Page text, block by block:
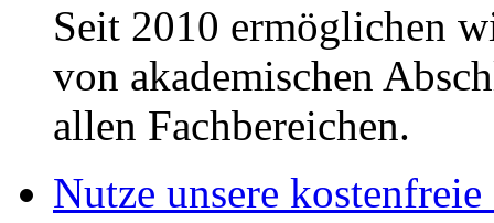
Seit 2010 ermöglichen
von akademischen
allen Fachbereichen.
Nutze unsere